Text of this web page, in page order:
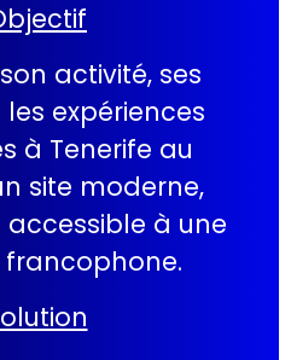
activité, ses
expériences
à Tenerife au
site moderne,
à une